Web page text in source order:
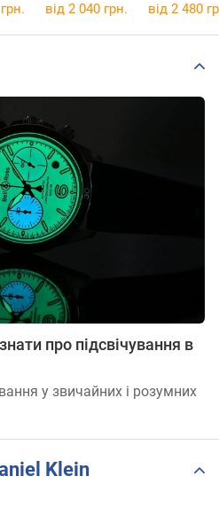
від 2 040 грн. від 2 480
про підсвічування в
у звичайних і розумних
Klein